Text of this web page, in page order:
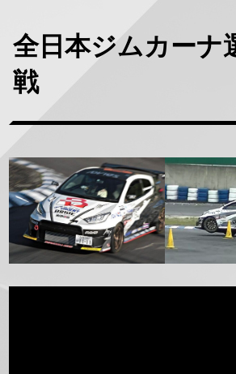
全日本ジムカーナ
戦
正
方
形